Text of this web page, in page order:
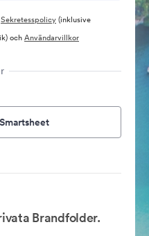
Sekretesspolicy(inklusive
ochAnvändarvillkor
Brandfolder.